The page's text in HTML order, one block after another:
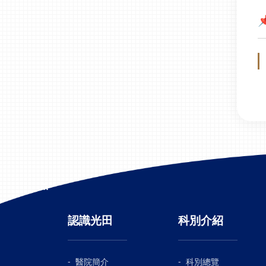
:::
認識光田
醫院簡介
科別介紹
科別總覽